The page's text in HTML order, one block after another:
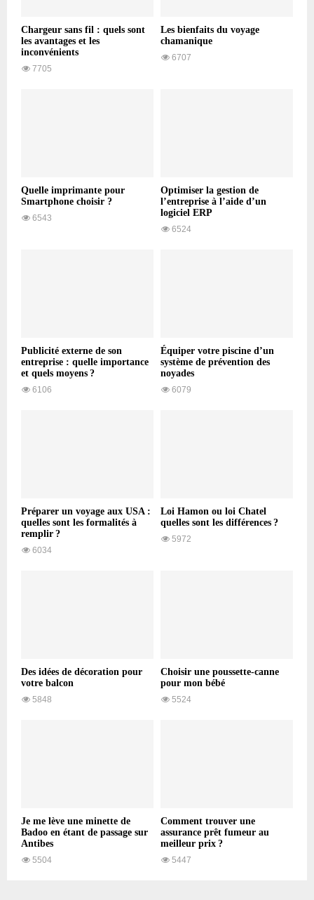
Chargeur sans fil : quels sont
les avantages et les
inconvénients
7705
Les bienfaits du voyage
chamanique
6707
Quelle imprimante pour
Smartphone choisir ?
6543
Optimiser la gestion de
l’entreprise à l’aide d’un
logiciel ERP
6524
Publicité externe de son
entreprise : quelle importance
et quels moyens ?
6106
Équiper votre piscine d’un
système de prévention des
noyades
6079
Préparer un voyage aux USA :
quelles sont les formalités à
remplir ?
6034
Loi Hamon ou loi Chatel
quelles sont les différences ?
5972
Des idées de décoration pour
votre balcon
5848
Choisir une poussette-canne
pour mon bébé
5524
Je me lève une minette de
Badoo en étant de passage sur
Antibes
5504
Comment trouver une
assurance prêt fumeur au
meilleur prix ?
5447